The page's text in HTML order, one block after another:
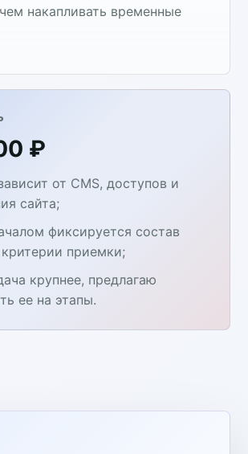
накапливать временные
₽
от CMS, доступов и
сайта;
фиксируется состав
приемки;
крупнее, предлагаю
ее на этапы.